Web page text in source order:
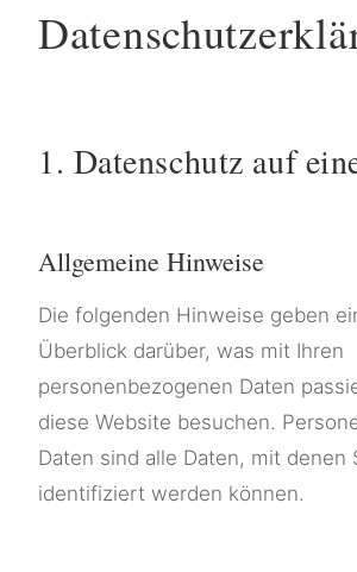
1. Datenschutz auf
Allgemeine Hinweise
Die folgenden Hinweise geben
Überblick darüber, was mit Ihren
personenbezogenen Daten
diese Website besuchen.
Daten sind alle Daten, mit denen
identifiziert werden können.